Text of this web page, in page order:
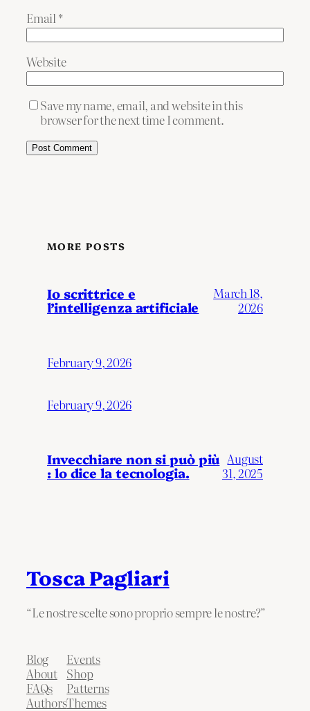
Email *
Website
Save my name, email, and website in this
browser for the next time I comment.
MORE POSTS
Io scrittrice e
l’intelligenza artificiale
March 18,
2026
February 9, 2026
February 9, 2026
Invecchiare non si può più
: lo dice la tecnologia.
August
31, 2025
Tosca Pagliari
“Le nostre scelte sono proprio sempre le nostre?”
Blog
About
FAQs
Authors
Events
Shop
Patterns
Themes